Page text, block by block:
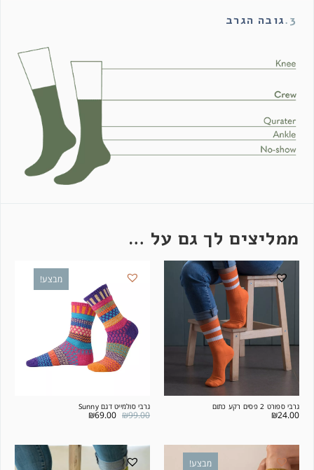
3. גובה הגרב
ממליצים לך גם על …
גרבי ספורט 2 פסים רקע כתום
₪24.00
מבצע!
גרבי סולמייט דגם Sunny
₪99.00
₪69.00
מבצע!